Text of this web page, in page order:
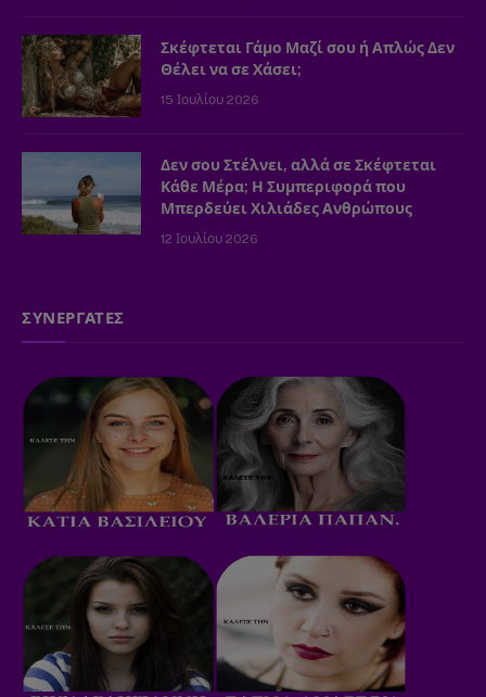
Σκέφτεται Γάμο Μαζί σου ή Απλώς Δεν
Θέλει να σε Χάσει;
15 Ιουλίου 2026
Δεν σου Στέλνει, αλλά σε Σκέφτεται
Κάθε Μέρα; Η Συμπεριφορά που
Μπερδεύει Χιλιάδες Ανθρώπους
12 Ιουλίου 2026
ΣΥΝΕΡΓΑΤΕΣ